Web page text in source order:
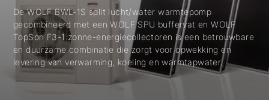
De WOLF BWL-1S split lucht/water warmtepomp
gecombineerd met een WOLF SPU buffervat en WOLF
TopSon F3-1 zonne-energiecollectoren is een betrouwbare
en duurzame combinatie die zorgt voor opwekking en
levering van verwarming, koeling en warmtapwater.